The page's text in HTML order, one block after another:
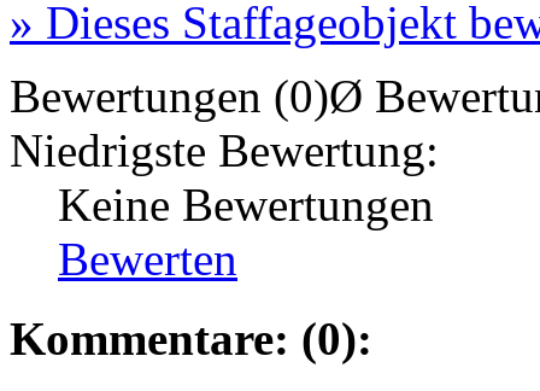
» Dieses Staffageobjekt
Bewertungen (0)Ø
Niedrigste Bewertung:
Keine Bewertungen
Bewerten
Kommentare: (0):